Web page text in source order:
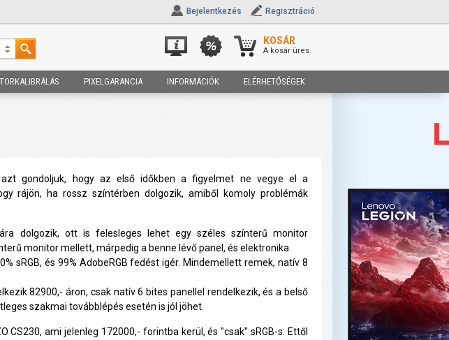
Bejelentkezés Regisztráció
KOSÁR
A kosár üres.
PIXELGARANCIA INFORMÁCIÓK ELÉRHETŐSÉGEK
azt gondoljuk, hogy az első időkben a figyelmet ne vegye el a
rájön, ha rossz színtérben dolgozik, amiből komoly problémák
dolgozik, ott is felesleges lehet egy széles színterű monitor
monitor mellett, márpedig a benne lévő panel, és elektronika.
sRGB, és 99% AdobeRGB fedést igér. Mindemellett remek, natív 8
82900,- áron, csak natív 6 bites panellel rendelkezik, és a belső
szakmai továbblépés esetén is jól jöhet.
ami jelenleg 172000,- forintba kerül, és "csak" sRGB-s. Ettől